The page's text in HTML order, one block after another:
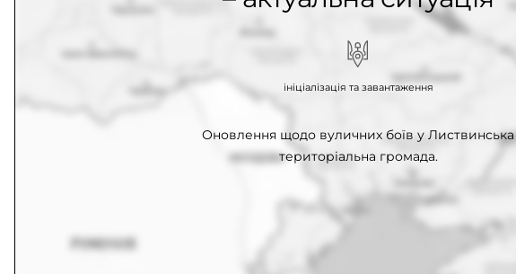
Оновлення щодо вуличних боїв у Листвинська
територіальна громада.
ініціалізація та завантаження